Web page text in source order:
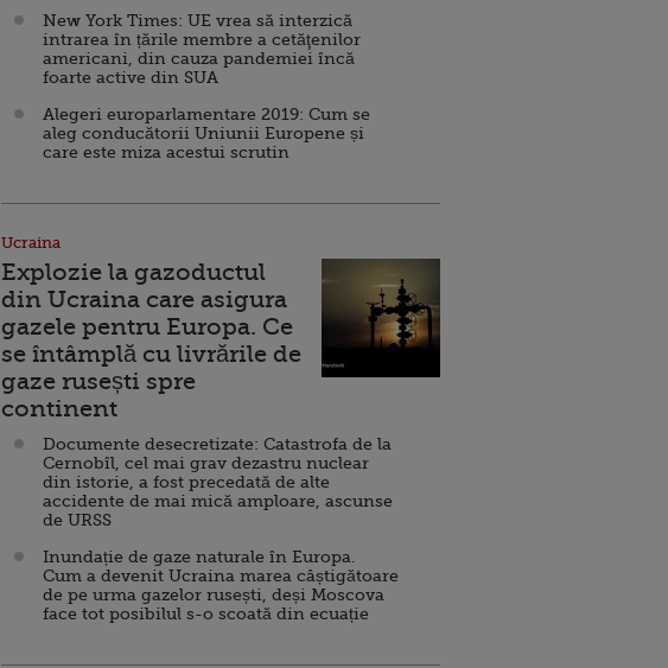
New York Times: UE vrea să interzică
intrarea în țările membre a cetăţenilor
americani, din cauza pandemiei încă
foarte active din SUA
Alegeri europarlamentare 2019: Cum se
aleg conducătorii Uniunii Europene și
care este miza acestui scrutin
Ucraina
Explozie la gazoductul
din Ucraina care asigura
gazele pentru Europa. Ce
se întâmplă cu livrările de
gaze rusești spre
continent
Documente desecretizate: Catastrofa de la
Cernobîl, cel mai grav dezastru nuclear
din istorie, a fost precedată de alte
accidente de mai mică amploare, ascunse
de URSS
Inundație de gaze naturale în Europa.
Cum a devenit Ucraina marea câștigătoare
de pe urma gazelor rusești, deși Moscova
face tot posibilul s-o scoată din ecuație